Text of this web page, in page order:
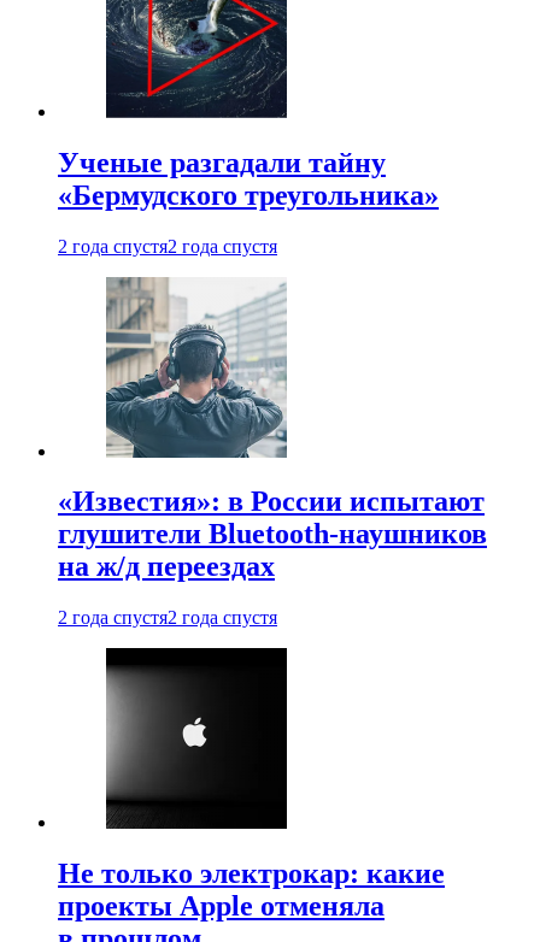
Ученые разгадали тайну
«Бермудского треугольника»
2 года спустя2 года спустя
«Известия»: в России испытают
глушители Bluetooth-наушников
на ж/д переездах
2 года спустя2 года спустя
Не только электрокар: какие
проекты Apple отменяла